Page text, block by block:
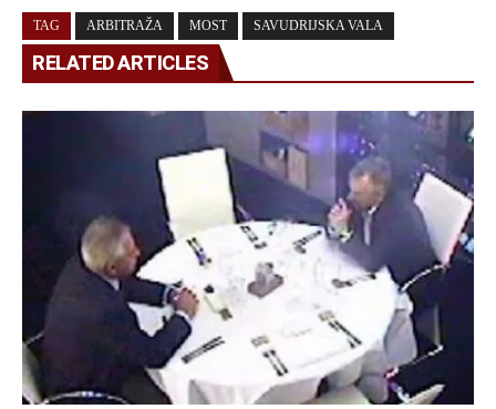
TAG ARBITRAŽA MOST SAVUDRIJSKA VALA
RELATED ARTICLES